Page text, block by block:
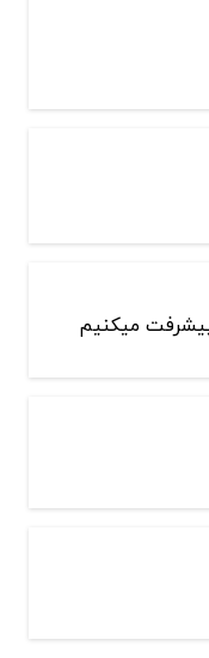
میکنیم